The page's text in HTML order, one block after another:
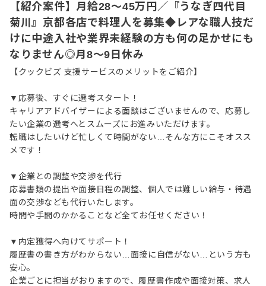
【紹介案件】月給28～45万円／『うなぎ四代目
菊川』京都各店で料理人を募集◆レアな職人技だ
けに中途入社や業界未経験の方も何の足かせにも
なりません◎月8～9日休み
【クックビズ 支援サービスのメリットをご紹介】
▼応募後、すぐに選考スタート！
キャリアアドバイザーによる面談はございませんので、応募し
たい企業の選考へとスムーズにお進みいただけます。
転職はしたいけど忙しくて時間がない…そんな方にこそオスス
メです！
▼企業との調整や交渉を代行
応募書類の提出や面接日程の調整、個人では難しい給与・待遇
面の交渉なども代行いたします。
時間や手間のかかることなど全てお任せください！
▼内定獲得へ向けてサポート！
履歴書の書き方がわからない…面接に自信がない…という方も
安心。
企業ごとに担当がおりますので、履歴書作成や面接対策、求人